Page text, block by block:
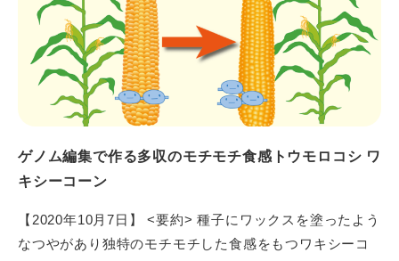
ゲノム編集で作る多収のモチモチ食感トウモロコシ ワ
キシーコーン
【2020年10月7日】 <要約> 種子にワックスを塗ったよう
なつやがあり独特のモチモチした食感をもつワキシーコ